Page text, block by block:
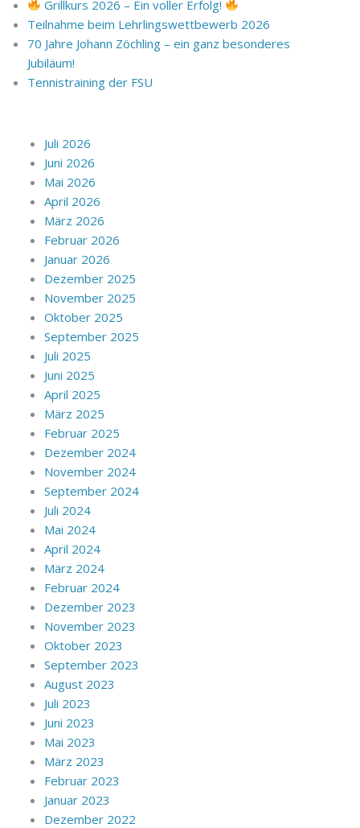
Grillkurs 2026 – Ein voller Erfolg!
Teilnahme beim Lehrlingswettbewerb 2026
70 Jahre Johann Zöchling – ein ganz besonderes
Jubiläum!
Tennistraining der FSU
Juli 2026
Juni 2026
Mai 2026
April 2026
März 2026
Februar 2026
Januar 2026
Dezember 2025
November 2025
Oktober 2025
September 2025
Juli 2025
Juni 2025
April 2025
März 2025
Februar 2025
Dezember 2024
November 2024
September 2024
Juli 2024
Mai 2024
April 2024
März 2024
Februar 2024
Dezember 2023
November 2023
Oktober 2023
September 2023
August 2023
Juli 2023
Juni 2023
Mai 2023
März 2023
Februar 2023
Januar 2023
Dezember 2022